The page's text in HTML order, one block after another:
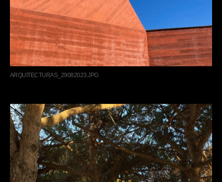
ARQUITECTURAS_29082023.JPG